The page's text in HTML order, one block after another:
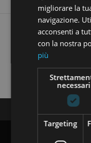
Trovi i
Seguici
migliorare la
navigazione.
acconsenti a
con la nostra
più
necessari
Targeting